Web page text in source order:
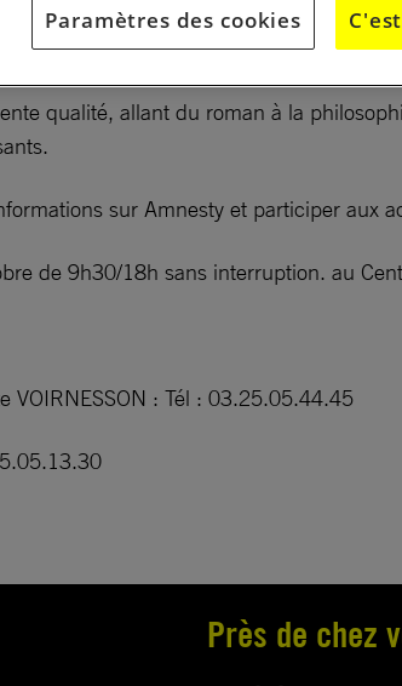
qualité, allant du roman à la
sur Amnesty et participer aux
de 9h30/18h sans interruption. au
VOIRNESSON : Tél : 03.25.05.44.45
Près de chez
Paramètres des cookies